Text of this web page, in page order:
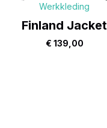
Werkkleding
Finland Jacket
€ 139,00